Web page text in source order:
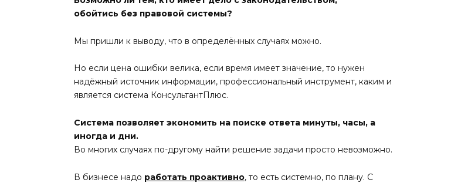
обойтись без правовой системы?
Мы пришли к выводу, что в определённых случаях можно.
Но если цена ошибки велика, если время имеет значение, то нужен
надёжный источник информации, профессиональный инструмент, каким и
является система КонсультантПлюс.
Система позволяет экономить на поиске ответа минуты, часы, а
иногда и дни.
Во многих случаях по-другому найти решение задачи просто невозможно.
В бизнесе надо работать проактивно, то есть системно, по плану. С